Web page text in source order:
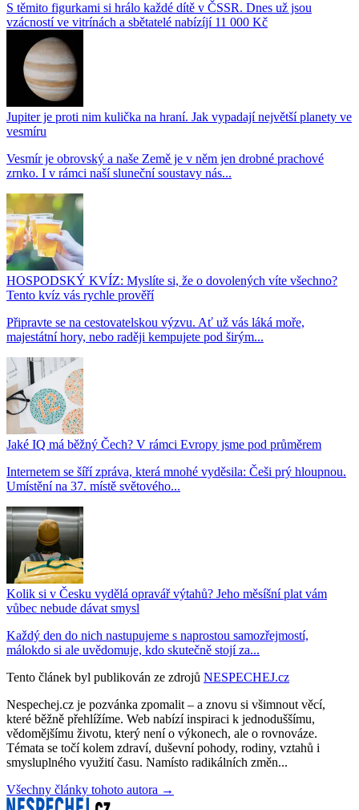
S těmito figurkami si hrálo každé dítě v ČSSR. Dnes už jsou
vzácností ve vitrínách a sbětatelé nabízíjí 11 000 Kč
Jupiter je proti nim kulička na hraní. Jak vypadají největší planety ve
vesmíru
Vesmír je obrovský a naše Země je v něm jen drobné prachové
zrnko. I v rámci naší sluneční soustavy nás...
HOSPODSKÝ KVÍZ: Myslíte si, že o dovolených víte všechno?
Tento kvíz vás rychle prověří
Připravte se na cestovatelskou výzvu. Ať už vás láká moře,
majestátní hory, nebo raději kempujete pod širým...
Jaké IQ má běžný Čech? V rámci Evropy jsme pod průměrem
Internetem se šíří zpráva, která mnohé vyděsila: Češi prý hloupnou.
Umístění na 37. místě světového...
Kolik si v Česku vydělá opravář výtahů? Jeho měsíšní plat vám
vůbec nebude dávat smysl
Každý den do nich nastupujeme s naprostou samozřejmostí,
málokdo si ale uvědomuje, kdo skutečně stojí za...
Tento článek byl publikován ze zdrojů NESPECHEJ.cz
Nespechej.cz je pozvánka zpomalit – a znovu si všimnout věcí,
které běžně přehlížíme. Web nabízí inspiraci k jednoduššímu,
vědomějšímu životu, který není o výkonech, ale o rovnováze.
Témata se točí kolem zdraví, duševní pohody, rodiny, vztahů i
smysluplného využití času. Namísto radikálních změn...
Všechny články tohoto autora →